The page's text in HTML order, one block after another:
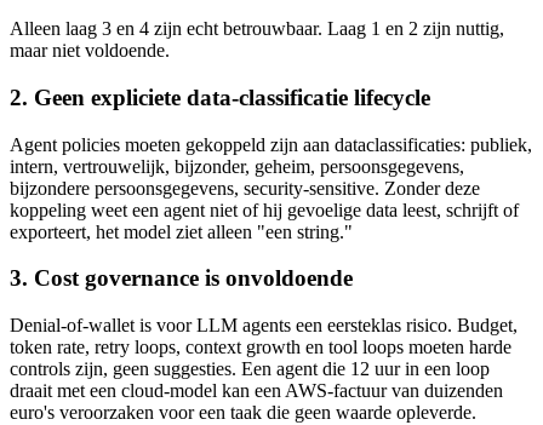
Alleen laag 3 en 4 zijn echt betrouwbaar. Laag 1 en 2 zijn nuttig,
maar niet voldoende.
2. Geen expliciete data-classificatie lifecycle
Agent policies moeten gekoppeld zijn aan dataclassificaties: publiek,
intern, vertrouwelijk, bijzonder, geheim, persoonsgegevens,
bijzondere persoonsgegevens, security-sensitive. Zonder deze
koppeling weet een agent niet of hij gevoelige data leest, schrijft of
exporteert, het model ziet alleen "een string."
3. Cost governance is onvoldoende
Denial-of-wallet is voor LLM agents een eersteklas risico. Budget,
token rate, retry loops, context growth en tool loops moeten harde
controls zijn, geen suggesties. Een agent die 12 uur in een loop
draait met een cloud-model kan een AWS-factuur van duizenden
euro's veroorzaken voor een taak die geen waarde opleverde.